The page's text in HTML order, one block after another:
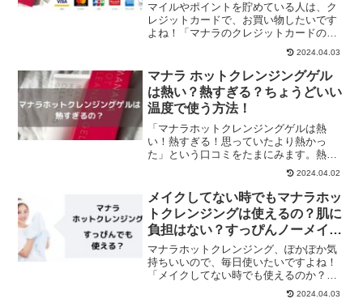
マイルやポイントを貯めている人は、ク
レジットカードで、お買い物したいです
よね！「マナラのクレジットカードの支
払い方法は？」「使えるカードの種類
は？」「分割払いもできる？」マナラの
クレジットカード払いについて、調べて
みました。この記事では、マ...
2024.04.03
マナラ ホットクレンジングゲル
は熱い？熱すぎる？ちょうどいい
温度で使う方法！
「マナラホットクレンジングゲルは熱
い！熱すぎる！思っていたより熱かっ
た」という口コミをたまにみます。熱く
ても大丈夫なのでしょうか？この記事で
は、マナラが熱くなる原因と、ちょうど
いい適温で使う方法についてまとめてい
ます。
2024.04.02
メイクしてない時でもマナラホッ
トクレンジングは使えるの？肌に
負担はない？すっぴんノーメイク
の日の使い方！
マナラホットクレンジング、ぽかぽか気
持ちいいので、毎日使いたいですよね！
「メイクしてない時でも使えるのか？」
「ノーメイクの時に使っても、肌に負担
2024.04.03